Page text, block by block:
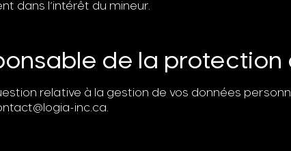
dans l’intérêt du mineur.
de la
relative à la gestion de vos données
inc.ca